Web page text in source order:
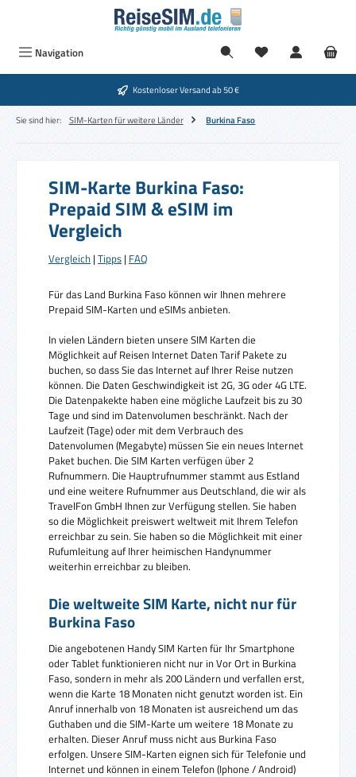
Zum Hauptinhalt springen
Navigation
Kostenloser Versand ab 50 €
Sie sind hier: SIM-Karten für weitere Länder Burkina Faso
SIM-Karte Burkina Faso:
Prepaid SIM & eSIM im
Vergleich
Vergleich | Tipps | FAQ
Für das Land Burkina Faso können wir Ihnen mehrere
Prepaid SIM-Karten und eSIMs anbieten.
In vielen Ländern bieten unsere SIM Karten die
Möglichkeit auf Reisen Internet Daten Tarif Pakete zu
buchen, so dass Sie das Internet auf Ihrer Reise nutzen
können. Die Daten Geschwindigkeit ist 2G, 3G oder 4G LTE.
Die Datenpakekte haben eine mögliche Laufzeit bis zu 30
Tage und sind im Datenvolumen beschränkt. Nach der
Laufzeit (Tage) oder mit dem Verbrauch des
Datenvolumen (Megabyte) müssen Sie ein neues Internet
Paket buchen. Die SIM Karten verfügen über 2
Rufnummern. Die Hauptrufnummer stammt aus Estland
und eine weitere Rufnummer aus Deutschland, die wir als
TravelFon GmbH Ihnen zur Verfügung stellen. Sie haben
so die Möglichkeit preiswert weltweit mit Ihrem Telefon
erreichbar zu sein. Sie haben so die Möglichkeit mit einer
Rufumleitung auf Ihrer heimischen Handynummer
weiterhin erreichbar zu bleiben.
Die weltweite SIM Karte, nicht nur für
Burkina Faso
Die angebotenen Handy SIM Karten für Ihr Smartphone
oder Tablet funktionieren nicht nur in Vor Ort in Burkina
Faso, sondern in mehr als 200 Ländern und verfallen erst,
wenn die Karte 18 Monaten nicht genutzt worden ist. Ein
Anruf innerhalb von 18 Monaten ist ausreichend um das
Guthaben und die SIM-Karte um weitere 18 Monate zu
erhalten. Dieser Anruf muss nicht aus Burkina Faso
erfolgen. Unsere SIM-Karten eignen sich für Telefonie und
Internet und können in einem Telefon (Iphone / Android)